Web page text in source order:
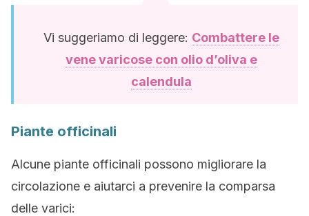
Vi suggeriamo di leggere: Combattere le
vene varicose con olio d’oliva e
calendula
Piante officinali
Alcune piante officinali possono migliorare la
circolazione e aiutarci a prevenire la comparsa
delle varici: